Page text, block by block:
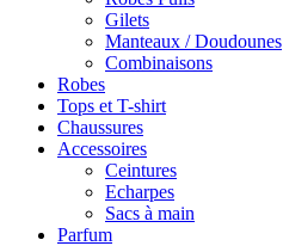
Gilets
Manteaux / Doudounes
Combinaisons
Robes
Tops et T-shirt
Chaussures
Accessoires
Ceintures
Echarpes
Sacs à main
Parfum